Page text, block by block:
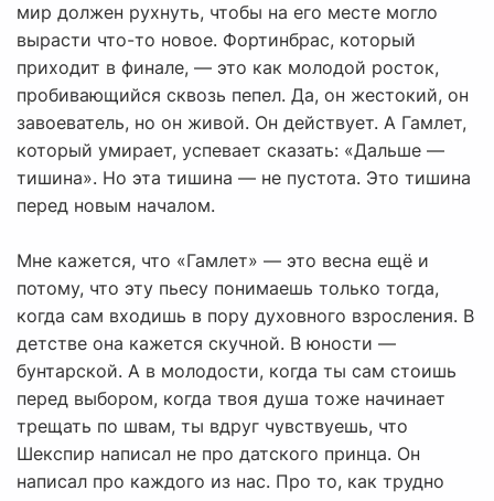
мир должен рухнуть, чтобы на его месте могло
вырасти что-то новое. Фортинбрас, который
приходит в финале, — это как молодой росток,
пробивающийся сквозь пепел. Да, он жестокий, он
завоеватель, но он живой. Он действует. А Гамлет,
который умирает, успевает сказать: «Дальше —
тишина». Но эта тишина — не пустота. Это тишина
перед новым началом.
Мне кажется, что «Гамлет» — это весна ещё и
потому, что эту пьесу понимаешь только тогда,
когда сам входишь в пору духовного взросления. В
детстве она кажется скучной. В юности —
бунтарской. А в молодости, когда ты сам стоишь
перед выбором, когда твоя душа тоже начинает
трещать по швам, ты вдруг чувствуешь, что
Шекспир написал не про датского принца. Он
написал про каждого из нас. Про то, как трудно